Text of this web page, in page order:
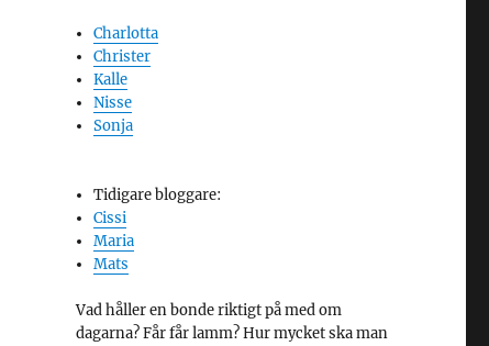
Charlotta
Christer
Kalle
Nisse
Sonja
Tidigare bloggare:
Cissi
Maria
Mats
Vad håller en bonde riktigt på med om
dagarna? Får får lamm? Hur mycket ska man